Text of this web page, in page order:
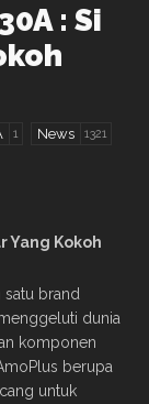
: Si
1 News 1321
Yang Kokoh
satu brand
dunia
komponen
berupa
untuk